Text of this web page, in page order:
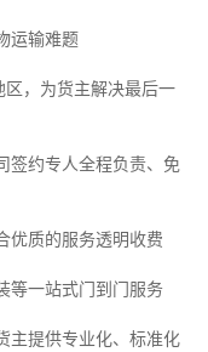
运输难题
，为货主解决最后一
签约专人全程负责、免
优质的服务透明收费
等一站式门到门服务
主提供专业化、标准化